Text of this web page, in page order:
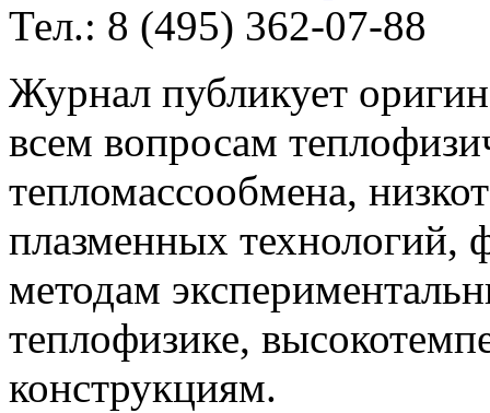
Тел.: 8 (495) 362-07-88
Журнал публикует
всем вопросам
тепломассообмена,
плазменных технологий,
методам
теплофизике,
конструкциям.